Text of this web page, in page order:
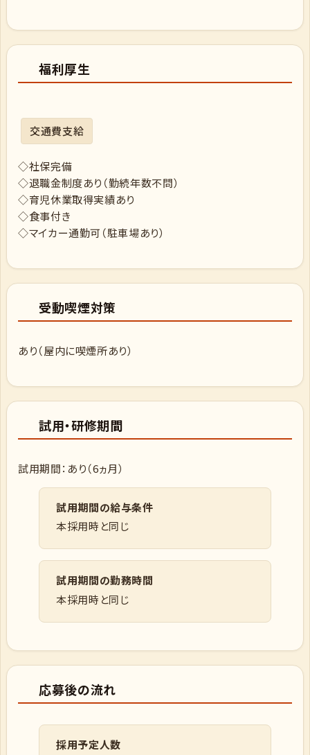
福利厚生
交通費支給
◇社保完備
◇退職金制度あり（勤続年数不問）
◇育児休業取得実績あり
◇食事付き
◇マイカー通勤可（駐車場あり）
受動喫煙対策
あり（屋内に喫煙所あり）
試用・研修期間
試用期間：あり（6ヵ月）
試用期間の給与条件
本採用時と同じ
試用期間の勤務時間
本採用時と同じ
応募後の流れ
採用予定人数